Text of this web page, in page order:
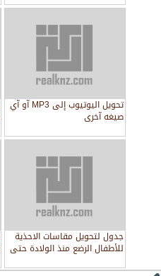
تحويل اليوتيوب إلى MP3 آو آي
صيغه آخرى
جدول لتحويل مقاسات الاحذية
للأطفال الرضع منذ الولادة حتى